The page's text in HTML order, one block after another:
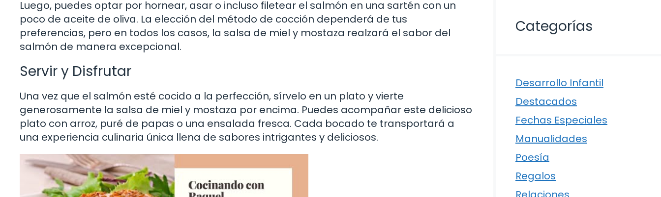
Luego, puedes optar por hornear, asar o incluso filetear el salmón en una sartén con un
poco de aceite de oliva. La elección del método de cocción dependerá de tus
preferencias, pero en todos los casos, la salsa de miel y mostaza realzará el sabor del
salmón de manera excepcional.
Servir y Disfrutar
Una vez que el salmón esté cocido a la perfección, sírvelo en un plato y vierte
generosamente la salsa de miel y mostaza por encima. Puedes acompañar este delicioso
plato con arroz, puré de papas o una ensalada fresca. Cada bocado te transportará a
una experiencia culinaria única llena de sabores intrigantes y deliciosos.
Categorías
Desarrollo Infantil
Destacados
Fechas Especiales
Manualidades
Poesía
Regalos